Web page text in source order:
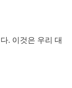
. 이것은 우리 대